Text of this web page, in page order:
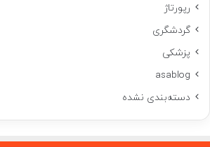
رپورتاژ
گردشگری
پزشکی
asablog
دسته‌بندی نشده